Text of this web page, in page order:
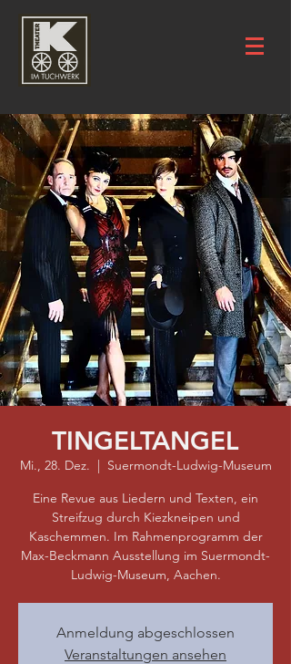
TINGELTANGEL
Mi., 28. Dez.
  |
Suermondt-Ludwig-Museum
Eine Revue aus Liedern und Texten, ein
Streifzug durch Kiezkneipen und
Kaschemmen. Im Rahmenprogramm der
Max-Beckmann Ausstellung im Suermondt-
Ludwig-Museum, Aachen.
Anmeldung abgeschlossen
Veranstaltungen ansehen